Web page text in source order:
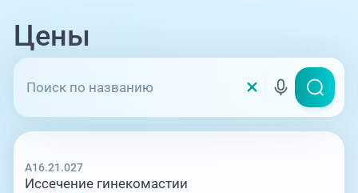
Цены
A16.21.027
Иссечение гинекомастии